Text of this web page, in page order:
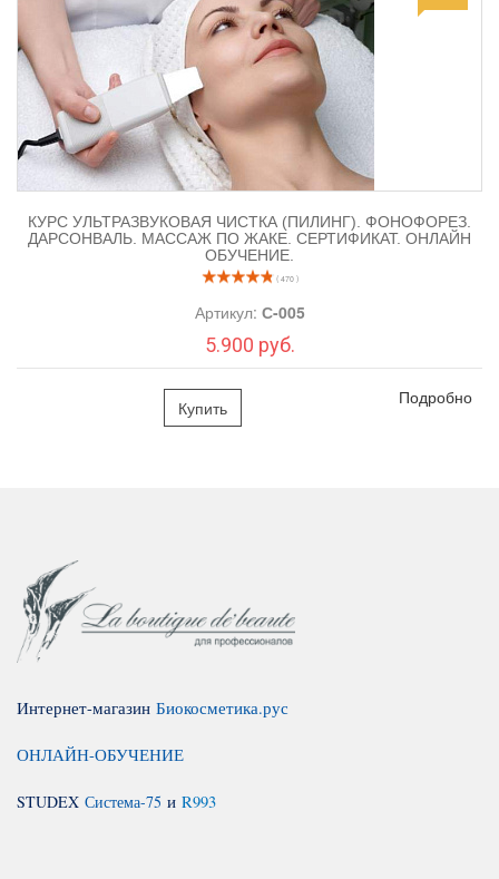
ОБРАЗЕЦ СЕРТИФИКАТА:
КУРС УЛЬТРАЗВУКОВАЯ ЧИСТКА (ПИЛИНГ). ФОНОФОРЕЗ.
ДАРСОНВАЛЬ. МАССАЖ ПО ЖАКЕ. СЕРТИФИКАТ. ОНЛАЙН
ОБУЧЕНИЕ.
( 470 )
Артикул: С-005
5.900 руб.
Купить Подробно
Интернет-магазин Биокосметика.рус
ОНЛАЙН-ОБУЧЕНИЕ
STUDEX Система-75 и R993